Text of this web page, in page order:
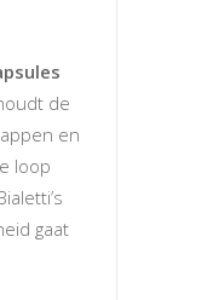
de
en
loop
gaat